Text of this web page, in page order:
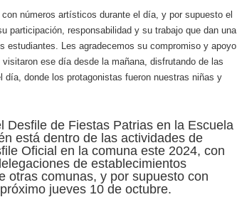
números artísticos durante el día, y por supuesto el
participación, responsabilidad y su trabajo que dan una
estudiantes. Les agradecemos su compromiso y apoyo
ese día desde la mañana, disfrutando de las
donde los protagonistas fueron nuestras niñas y
Desfile de Fiestas Patrias en la Escuela
está dentro de las actividades de
Oficial en la comuna este 2024, con
de establecimientos
otras comunas, y por supuesto con
jueves 10 de octubre.